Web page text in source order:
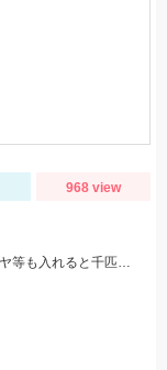
968 view
解禁日から4回目の釣行で300匹以上釣れている、ハヤ等も入れると千匹、手返し大変